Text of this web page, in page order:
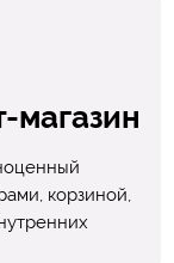
магазин
корзиной,